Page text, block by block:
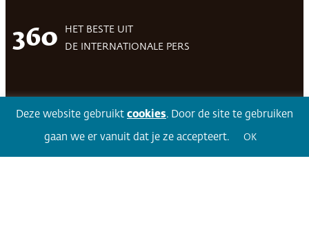
360
HET BESTE UIT
DE INTERNATIONALE PERS
Volg 360Facebook LinkedIn Twitter
Deze website gebruikt cookies. Door de site te gebruiken
gaan we er vanuit dat je ze accepteert. OK